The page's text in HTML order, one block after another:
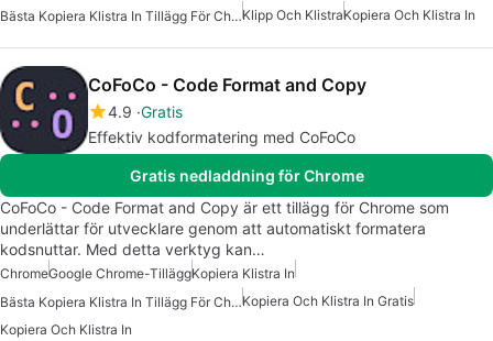
Bästa Kopiera Klistra In Tillägg För ChromeKlipp Och KlistraKopiera Och Klistra In
CoFoCo - Code Format and Copy
4.9 Gratis
Effektiv kodformatering med CoFoCo
Gratis nedladdning för Chrome
CoFoCo - Code Format and Copy är ett tillägg för Chrome som
underlättar för utvecklare genom att automatiskt formatera
kodsnuttar. Med detta verktyg kan…
ChromeGoogle Chrome-TilläggKopiera Klistra In
Bästa Kopiera Klistra In Tillägg För ChromeKopiera Och Klistra In Gratis
Kopiera Och Klistra In